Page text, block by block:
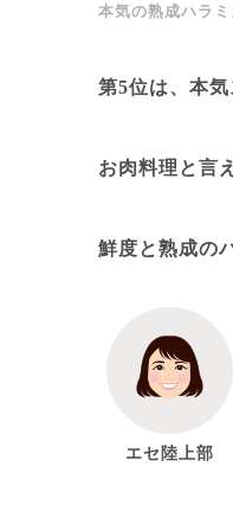
本気の熟成ハラミ
第5位は、本
お肉料理と言
鮮度と熟成の
エセ陸上部